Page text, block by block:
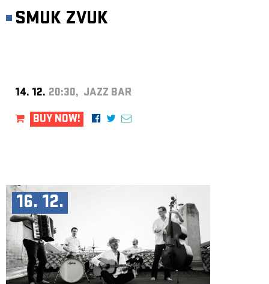
SMUK ZVUK
14. 12. 20:30, JAZZ BAR
BUY NOW!
16. 12.